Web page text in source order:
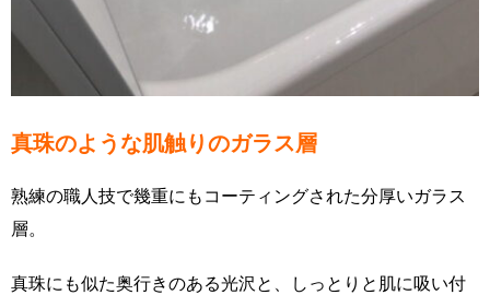
真珠のような肌触りのガラス層
熟練の職人技で幾重にもコーティングされた分厚いガラス
層。
真珠にも似た奥行きのある光沢と、しっとりと肌に吸い付